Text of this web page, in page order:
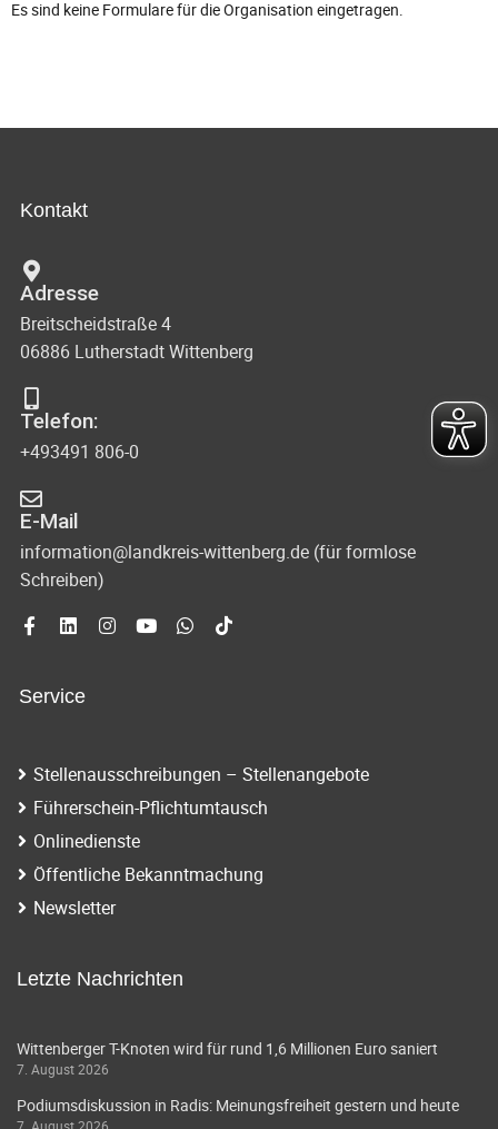
Es sind keine Formulare für die Organisation eingetragen.
Kontakt
Adresse
Breitscheidstraße 4
06886 Lutherstadt Wittenberg
Telefon:
+493491 806-0
E-Mail
information@landkreis-wittenberg.de (für formlose
Schreiben)
Service
Stellenausschreibungen – Stellenangebote
Führerschein-Pflichtumtausch
Onlinedienste
Öffentliche Bekanntmachung
Newsletter
Letzte Nachrichten
Wittenberger T-Knoten wird für rund 1,6 Millionen Euro saniert
7. August 2026
Podiumsdiskussion in Radis: Meinungsfreiheit gestern und heute
7. August 2026